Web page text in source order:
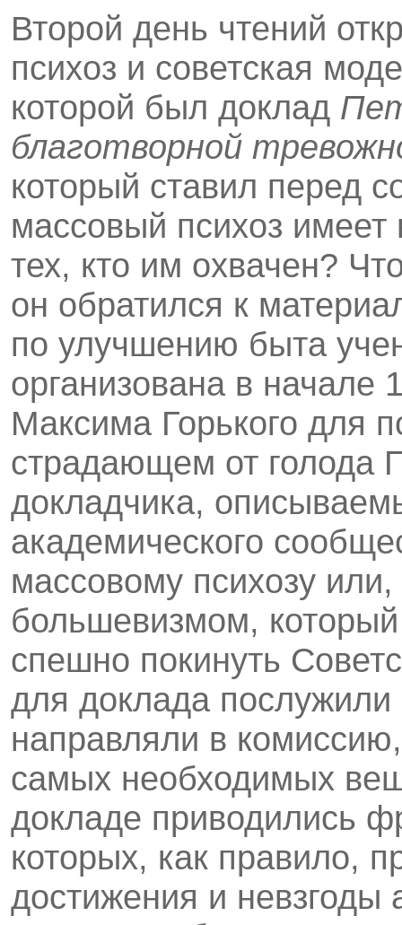
Второй день чтений
психоз и советская
которой был доклад
благотворной
который ставил перед
массовый психоз имеет
тех, кто им охвачен?
он обратился к
по улучшению быта
организована в начале
Максима Горького
страдающем от голода
докладчика,
академического
массовому психозу
большевизмом, который
спешно покинуть
для доклада
направляли в
самых необходимых
докладе приводились
которых, как правило,
достижения и невзгоды